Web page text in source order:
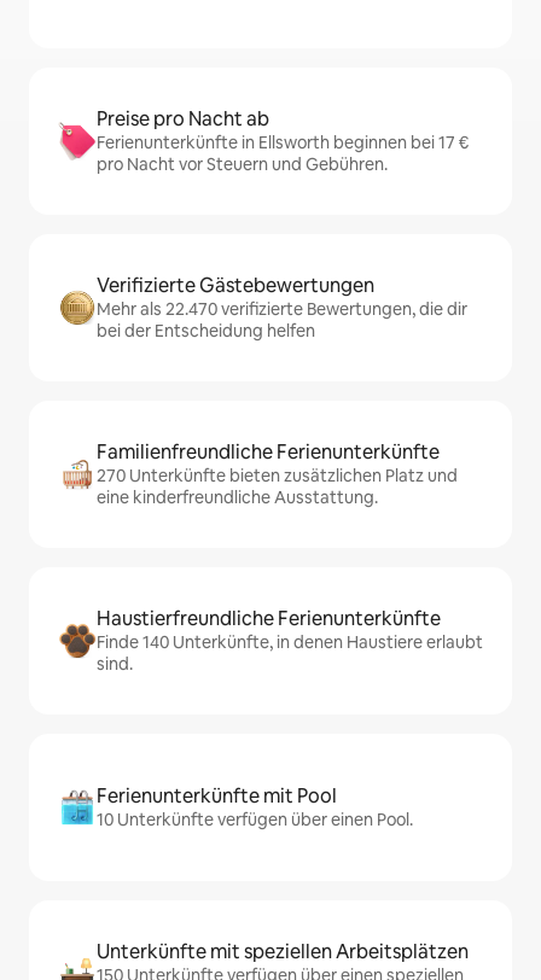
Preise pro Nacht ab
Ferienunterkünfte in Ellsworth beginnen bei 17 €
pro Nacht vor Steuern und Gebühren.
Verifizierte Gästebewertungen
Mehr als 22.470 verifizierte Bewertungen, die dir
bei der Entscheidung helfen
Familienfreundliche Ferienunterkünfte
270 Unterkünfte bieten zusätzlichen Platz und
eine kinderfreundliche Ausstattung.
Haustierfreundliche Ferienunterkünfte
Finde 140 Unterkünfte, in denen Haustiere erlaubt
sind.
Ferienunterkünfte mit Pool
10 Unterkünfte verfügen über einen Pool.
Unterkünfte mit speziellen Arbeitsplätzen
150 Unterkünfte verfügen über einen speziellen